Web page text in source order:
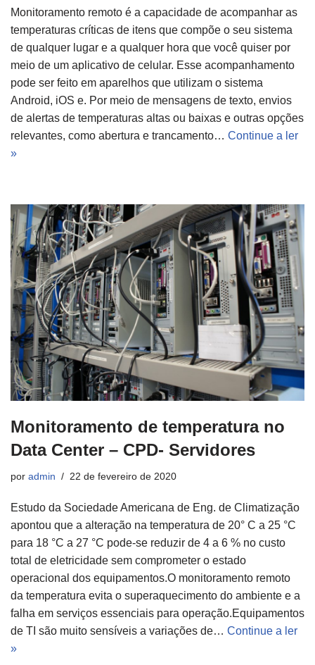
Monitoramento remoto é a capacidade de acompanhar as
temperaturas críticas de itens que compõe o seu sistema
de qualquer lugar e a qualquer hora que você quiser por
meio de um aplicativo de celular. Esse acompanhamento
pode ser feito em aparelhos que utilizam o sistema
Android, iOS e. Por meio de mensagens de texto, envios
de alertas de temperaturas altas ou baixas e outras opções
relevantes, como abertura e trancamento… Continue a ler
»
Monitoramento de temperatura no
Data Center – CPD- Servidores
por admin 22 de fevereiro de 2020
Estudo da Sociedade Americana de Eng. de Climatização
apontou que a alteração na temperatura de 20° C a 25 °C
para 18 °C a 27 °C pode-se reduzir de 4 a 6 % no custo
total de eletricidade sem comprometer o estado
operacional dos equipamentos.O monitoramento remoto
da temperatura evita o superaquecimento do ambiente e a
falha em serviços essenciais para operação.Equipamentos
de TI são muito sensíveis a variações de… Continue a ler
»